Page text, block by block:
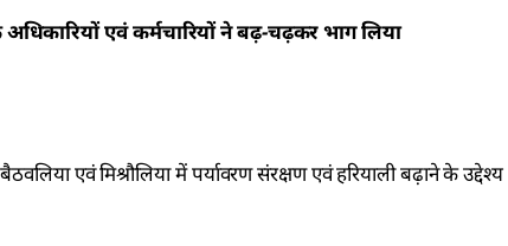
एवं कर्मचारियों ने बढ़-चढ़कर भाग लिया
एवं मिश्रौलिया में पर्यावरण संरक्षण एवं हरियाली बढ़ाने के